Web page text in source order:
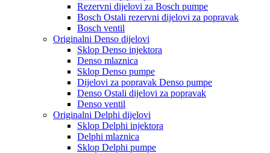
Rezervni dijelovi za Bosch pumpe
Bosch Ostali rezervni dijelovi za popravak
Bosch ventil
Originalni Denso dijelovi
Sklop Denso injektora
Denso mlaznica
Sklop Denso pumpe
Dijelovi za popravak Denso pumpe
Denso Ostali dijelovi za popravak
Denso ventil
Originalni Delphi dijelovi
Sklop Delphi injektora
Delphi mlaznica
Sklop Delphi pumpe